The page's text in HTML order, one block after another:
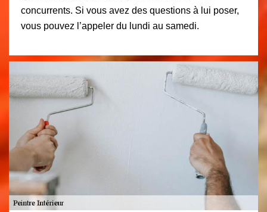
concurrents. Si vous avez des questions à lui poser,
vous pouvez l’appeler du lundi au samedi.